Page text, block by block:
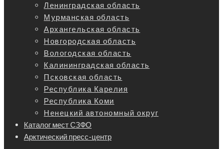
Ленинградская область
Мурманская область
Архангельская область
Новгородская область
Вологодская область
Калининградская область
Псковская область
Республика Карелия
Республика Коми
Ненецкий автономный округ
Каталог мест СЗФО
Арктический пресс-центр